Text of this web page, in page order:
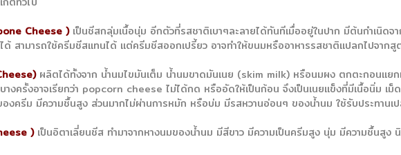
Cheese ) เป็นชีสกลุ่มเนื้อนุ่ม อีกตัวที่รสชาติเบาๆละลายได้ทันทีเมื่ออยู่ในปาก มีต้นกำเนิด
ด้ สามารถใช้ครีมชีสแทนได้ แต่ครีมชีสออกเปรี้ยว อาจทำให้ขนมหรืออาหารรสชาติแปลกไปจากสู
ผลิตได้ทั้งจาก น้ำนมไขมันเต็ม น้ำนมขาดมันเนย (skim milk) หรือนมผง ตกตะกอนแ
างครั้งอาจเรียกว่า popcorn cheese ไม่ได้กด หรืออัดให้เป็นก้อน จึงเป็นเนยแข็งที่มีเนื้อนิ่
งครีม มีความชื้นสูง ส่วนมากไม่ผ่านการหมัก หรือบ่ม มีรสหวานอ่อนๆ ของน้ำนม ใช้รับประทาน
)เป็นอิตาเลี่ยนชีส ทำมาจากหางนมของน้ำนม มีสีขาว มีความเป็นครีมสูง นุ่ม มีความชื้นสูง